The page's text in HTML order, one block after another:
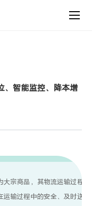
、智能监控、降本增
宗商品，其物流运输过程中
输过程中的安全、及时送达